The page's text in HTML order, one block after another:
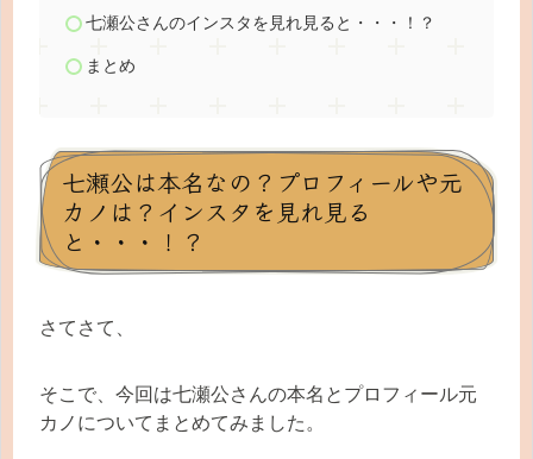
七瀬公さんのインスタを見れ見ると・・・！？
まとめ
七瀬公は本名なの？プロフィールや元
カノは？インスタを見れ見る
と・・・！？
さてさて、
そこで、今回は七瀬公さんの本名とプロフィール元
カノについてまとめてみました。